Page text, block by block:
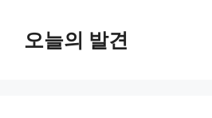
오늘의 발견